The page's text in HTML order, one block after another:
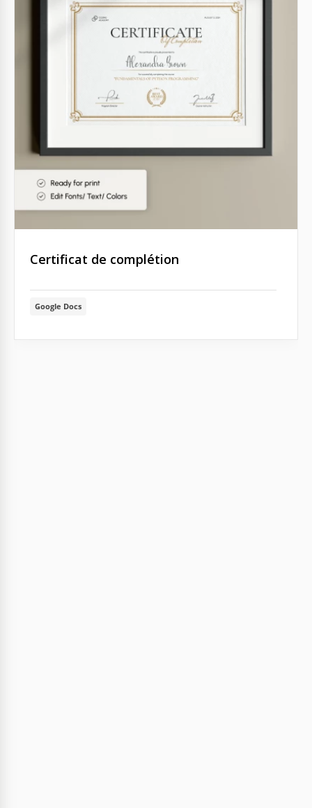
Certificat de complétion
Google Docs